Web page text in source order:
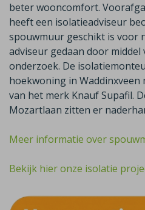
beter wooncomfort.
heeft een isolatieadviseur
spouwmuur geschikt is voor
adviseur gedaan door middel
onderzoek. De
hoekwoning in
van het merk Knauf Supafil.
Mozartlaan zitten er
Meer informatie over
Bekijk hier onze isolatie